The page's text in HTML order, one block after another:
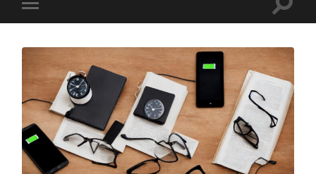
Toggle
mobile
Toggle